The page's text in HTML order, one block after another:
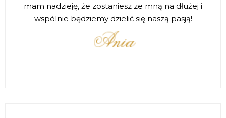
mam nadzieję, że zostaniesz ze mną na dłużej i
wspólnie będziemy dzielić się naszą pasją!